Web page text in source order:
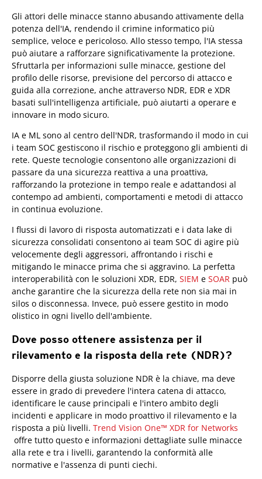
Gli attori delle minacce stanno abusando attivamente della
potenza dell'IA, rendendo il crimine informatico più
semplice, veloce e pericoloso. Allo stesso tempo, l'IA stessa
può aiutare a rafforzare significativamente la protezione.
Sfruttarla per informazioni sulle minacce, gestione del
profilo delle risorse, previsione del percorso di attacco e
guida alla correzione, anche attraverso NDR, EDR e XDR
basati sull'intelligenza artificiale, può aiutarti a operare e
innovare in modo sicuro.
IA e ML sono al centro dell'NDR, trasformando il modo in cui
i team SOC gestiscono il rischio e proteggono gli ambienti di
rete. Queste tecnologie consentono alle organizzazioni di
passare da una sicurezza reattiva a una proattiva,
rafforzando la protezione in tempo reale e adattandosi al
contempo ad ambienti, comportamenti e metodi di attacco
in continua evoluzione.
I flussi di lavoro di risposta automatizzati e i data lake di
sicurezza consolidati consentono ai team SOC di agire più
velocemente degli aggressori, affrontando i rischi e
mitigando le minacce prima che si aggravino. La perfetta
interoperabilità con le soluzioni XDR, EDR, SIEM e SOAR può
anche garantire che la sicurezza della rete non sia mai in
silos o disconnessa. Invece, può essere gestito in modo
olistico in ogni livello dell'ambiente.
Dove posso ottenere assistenza per il
rilevamento e la risposta della rete (NDR)?
Disporre della giusta soluzione NDR è la chiave, ma deve
essere in grado di prevedere l'intera catena di attacco,
identificare le cause principali e l'intero ambito degli
incidenti e applicare in modo proattivo il rilevamento e la
risposta a più livelli. Trend Vision One™ XDR for Networks
Products
offre tutto questo e informazioni dettagliate sulle minacce
alla rete e tra i livelli, garantendo la conformità alle
normative e l'assenza di punti ciechi.